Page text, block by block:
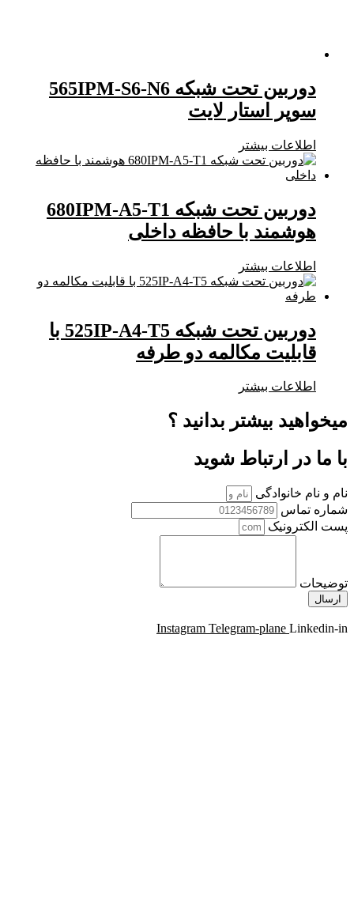
دوربین تحت شبکه 565IPM-S6-N6
سوپر استار لایت
اطلاعات بیشتر
دوربین تحت شبکه 680IPM-A5-T1
هوشمند با حافظه داخلی
اطلاعات بیشتر
دوربین تحت شبکه 525IP-A4-T5 با
قابلیت مکالمه دو طرفه
اطلاعات بیشتر
میخواهید بیشتر بدانید ؟
با ما در ارتباط شوید
نام و نام خانوادگی
شماره تماس
پست الکترونیک
توضیحات
ارسال
Instagram Telegram-plane Linkedin-in